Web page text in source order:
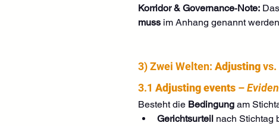
Korridor & Governance‑Note: Das
muss im Anhang genannt
3) Zwei Welten: Adjusting vs.
3.1 Adjusting events –
Besteht die Bedingung am
Gerichtsurteil nach Stichtag